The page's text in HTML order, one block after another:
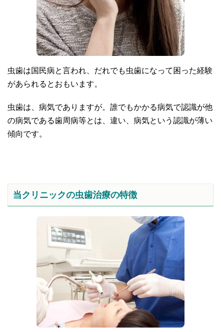
虫歯は国民病と言われ、だれでも虫歯になって困った経験
があられるとおもいます。
虫歯は、病気でありますが。誰でもかかる病気で認識が他
の病気である歯周病等とは、違い、病気という認識が薄い
傾向です。
当クリニックの虫歯治療の特徴